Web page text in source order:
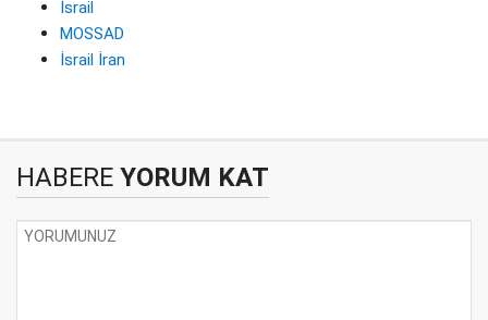
İsrail
MOSSAD
İsrail İran
HABERE YORUM KAT